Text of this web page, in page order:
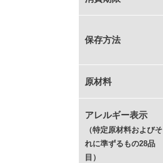
保存方法
原材料
アレルギー表示
（特定原材料およびそ
れに準ずるもの28品
目）